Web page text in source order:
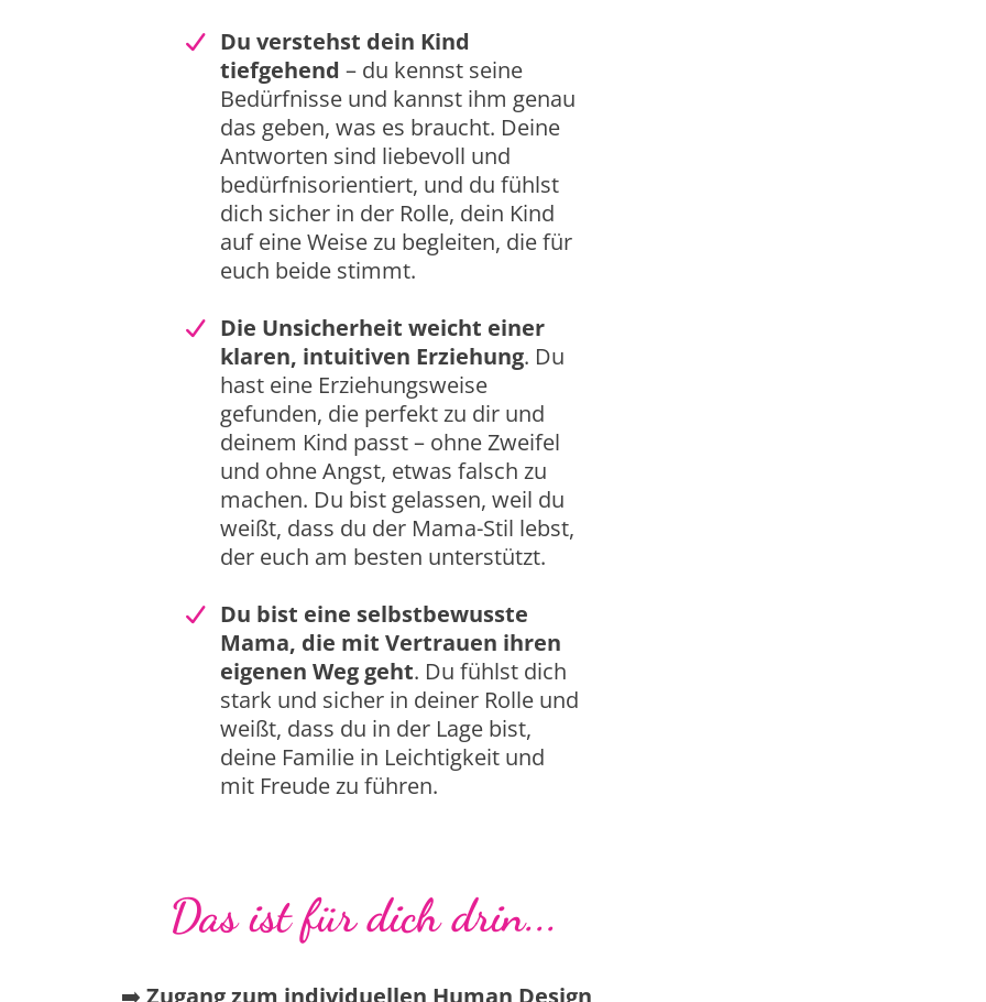
Du verstehst dein Kind
tiefgehend – du kennst seine
Bedürfnisse und kannst ihm genau
das geben, was es braucht. Deine
Antworten sind liebevoll und
bedürfnisorientiert, und du fühlst
dich sicher in der Rolle, dein Kind
auf eine Weise zu begleiten, die für
euch beide stimmt.
Die Unsicherheit weicht einer
klaren, intuitiven Erziehung. Du
hast eine Erziehungsweise
gefunden, die perfekt zu dir und
deinem Kind passt – ohne Zweifel
und ohne Angst, etwas falsch zu
machen. Du bist gelassen, weil du
weißt, dass du der Mama-Stil lebst,
der euch am besten unterstützt.
Du bist eine selbstbewusste
Mama, die mit Vertrauen ihren
eigenen Weg geht. Du fühlst dich
stark und sicher in deiner Rolle und
weißt, dass du in der Lage bist,
deine Familie in Leichtigkeit und
mit Freude zu führen.
Das ist für dich drin...
➡️ Zugang zum individuellen Human Design